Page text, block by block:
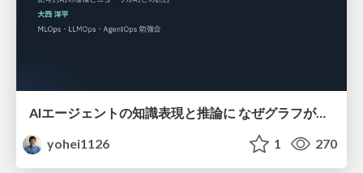
AIエージェントの知識表現と推論に なぜグラフが使われるのか - 記号的AIの復権とニューラルAIとの統合
yohei1126
1 270